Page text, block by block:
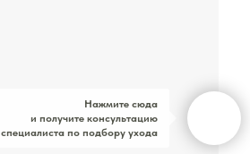
Нажмите сюда
и получите консультацию
специалиста по подбору ухода